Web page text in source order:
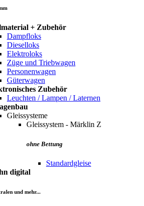
+ Zubehör
Dampfloks
Dieselloks
Elektroloks
Züge und Triebwagen
Personenwagen
Güterwagen
Zubehör
Leuchten / Lampen / Laternen
Gleissysteme
Gleissystem - Märklin Z
ohne Bettung
Standardgleise
digital
und mehr...